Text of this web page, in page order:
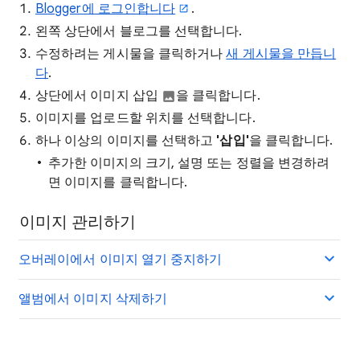
Blogger에 로그인합니다
.
왼쪽 상단에서 블로그를 선택합니다.
수정하려는 게시물을 클릭하거나새 게시물을 만듭니
다.
상단에서 이미지 삽입
을 클릭합니다.
이미지를 업로드할 위치를 선택합니다.
하나 이상의 이미지를 선택하고 '삽입'을 클릭합니다.
추가한 이미지의 크기, 설명 또는 정렬을 변경하려
면 이미지를 클릭합니다.
이미지 관리하기
오버레이에서 이미지 열기 중지하기
앨범에서 이미지 삭제하기